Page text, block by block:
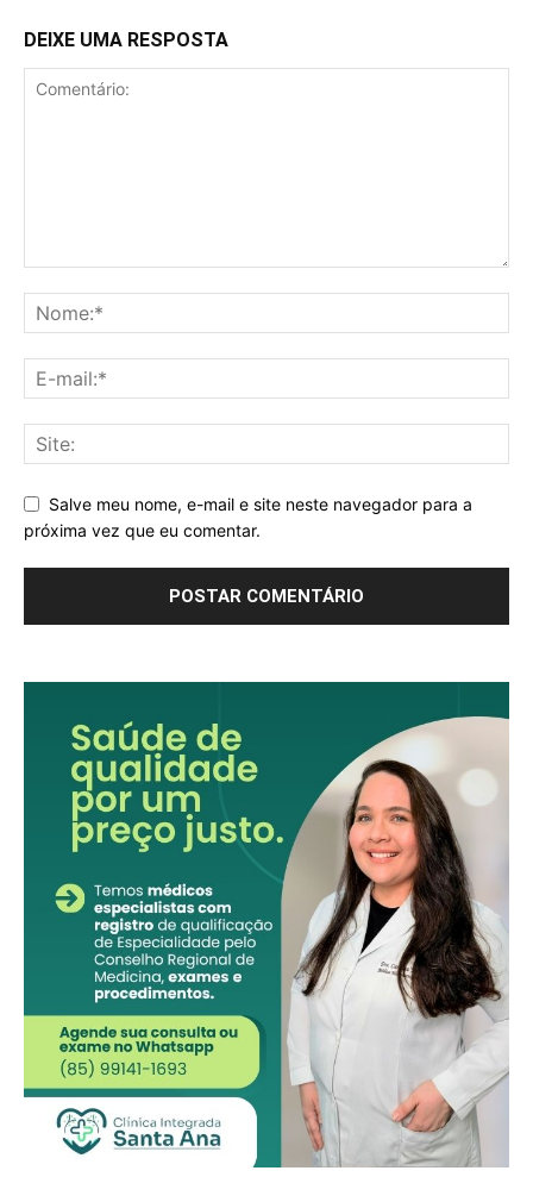
DEIXE UMA RESPOSTA
Salve meu nome, e-mail e site neste navegador para a
próxima vez que eu comentar.